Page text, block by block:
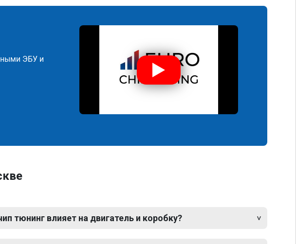
ЭБУ и
тюнинг влияет на двигатель и коробку?